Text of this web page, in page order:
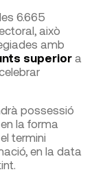
6.665
això
amb
superior a
possessió
la forma
termini
en la data